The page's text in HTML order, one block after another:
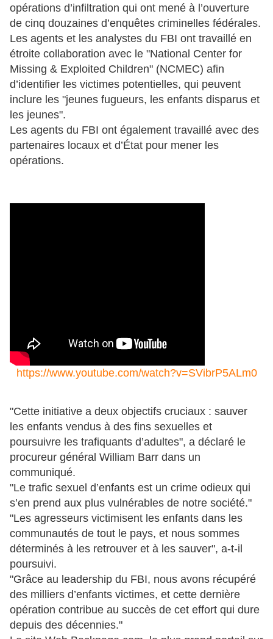
opérations d’infiltration qui ont mené à l’ouverture
de cinq douzaines d’enquêtes criminelles fédérales.
Les agents et les analystes du FBI ont travaillé en
étroite collaboration avec le "National Center for
Missing & Exploited Children" (NCMEC) afin
d’identifier les victimes potentielles, qui peuvent
inclure les "jeunes fugueurs, les enfants disparus et
les jeunes".
Les agents du FBI ont également travaillé avec des
partenaires locaux et d’État pour mener les
opérations.
https://www.youtube.com/watch?v=SVibrP5ALm0
"Cette initiative a deux objectifs cruciaux : sauver
les enfants vendus à des fins sexuelles et
poursuivre les trafiquants d’adultes", a déclaré le
procureur général William Barr dans un
communiqué.
"Le trafic sexuel d’enfants est un crime odieux qui
s’en prend aux plus vulnérables de notre société."
"Les agresseurs victimisent les enfants dans les
communautés de tout le pays, et nous sommes
déterminés à les retrouver et à les sauver", a-t-il
poursuivi.
"Grâce au leadership du FBI, nous avons récupéré
des milliers d’enfants victimes, et cette dernière
opération contribue au succès de cet effort qui dure
depuis des décennies."